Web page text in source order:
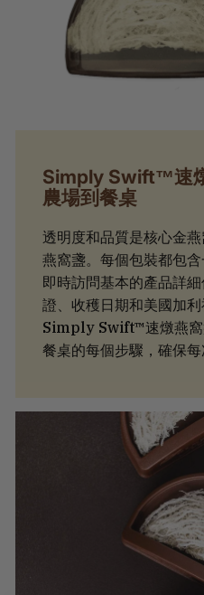
Simply Swift™速
農場到餐桌
透明度和品質是核心金
燕窩盞。每個包裝都包
即時訪問基本的產品詳
證、收穫日期和美國加
Simply Swift™速燉燕窩
餐桌的每個步驟，確保每